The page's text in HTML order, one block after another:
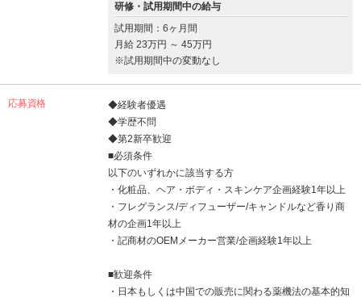
研修・試用期間中の給与
試用期間：6ヶ月間
月給 23万円 ～ 45万円
※試用期間中の変動なし
応募資格
◆経験者優遇
◆学歴不問
◆第2新卒歓迎
■必須条件
以下のいずれかに該当する方
・化粧品、ヘア・ボディ・スキンケア企画経験1年以上
・フレグランス/ディフューザー/キャンドルなど香り商
材の企画1年以上
・記商材のOEMメーカー営業/企画経験1年以上
■歓迎条件
・日本もしくは中国での販売に関わる薬機法の基本的知